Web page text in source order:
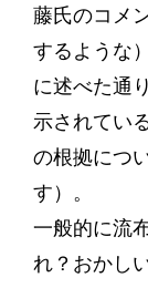
藤氏のコメ
するような
に述べた通
示されてい
の根拠につ
す）。
一般的に流
れ？おかし